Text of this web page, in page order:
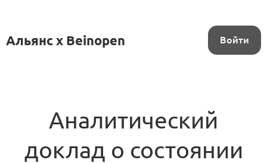
Альянс x Beinopen Войти
Аналитический
доклад о состоянии